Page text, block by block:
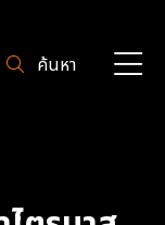
ค้นหา